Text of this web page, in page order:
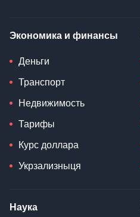
Экономика и финансы
Деньги
Транспорт
Недвижимость
Тарифы
Курс доллара
Укрзализныця
Наука